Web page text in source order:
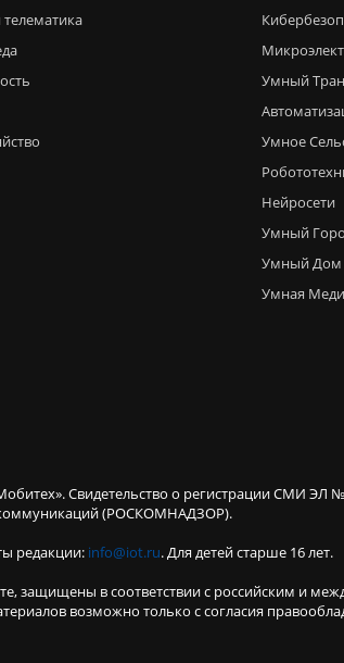
Умный
Умное
Нейросети
Умный
Умный Дом
Умная
Свидетельство о регистрации СМИ ЭЛ
коммуникаций (РОСКОМНАДЗОР).
редакции: info@iot.ru. Для детей старше 16 лет.
защищены в соответствии с российским и
возможно только с согласия